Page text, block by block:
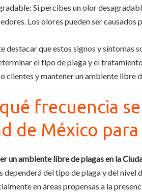
Si percibes un olor
Los olores pueden ser
destacar que estos signos y síntomas
el tipo de plaga y el
clientes y mantener un ambiente libre
frecuencia
de México
un ambiente libre de plagas en la
dependerá del tipo de plaga y del nivel
en áreas propensas a la